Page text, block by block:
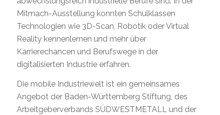
Mitmach-Ausstellung konnten Schulklassen
Technologien wie 3D-Scan, Robotik oder Virtual
Reality kennenlernen und mehr über
Karrierechancen und Berufswege in der
digitalisierten Industrie erfahren.
Die mobile Industriewelt ist ein gemeinsames
Angebot der Baden-Württemberg Stiftung, des
Arbeitgeberverbands SÜDWESTMETALL und der